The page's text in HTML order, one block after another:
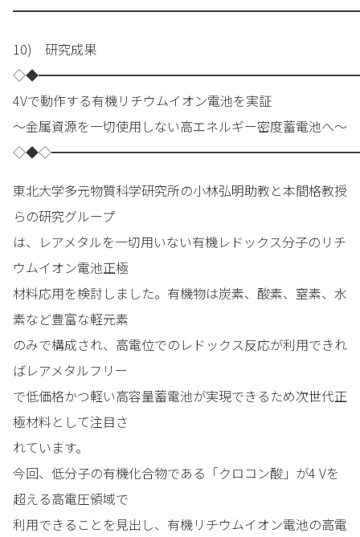
10) 研究成果
4Vで動作する有機リチウムイオン電池を実証
～金属資源を一切使用しない高エネルギー密度蓄電池へ～
東北大学多元物質科学研究所の小林弘明助教と本間格教授
らの研究グループ
は、レアメタルを一切用いない有機レドックス分子のリチ
ウムイオン電池正極
材料応用を検討しました。有機物は炭素、酸素、窒素、水
素など豊富な軽元素
のみで構成され、高電位でのレドックス反応が利用できれ
ばレアメタルフリー
で低価格かつ軽い高容量蓄電池が実現できるため次世代正
極材料として注目さ
れています。
今回、低分子の有機化合物である「クロコン酸」が4 Vを
超える高電圧領域で
利用できることを見出し、有機リチウムイオン電池の高電